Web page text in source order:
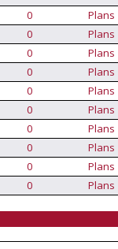
0
Plans
0
Plans
0
Plans
0
Plans
0
Plans
0
Plans
0
Plans
0
Plans
0
Plans
0 Plans